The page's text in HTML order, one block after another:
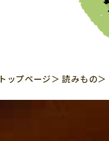
トップページ 読みもの